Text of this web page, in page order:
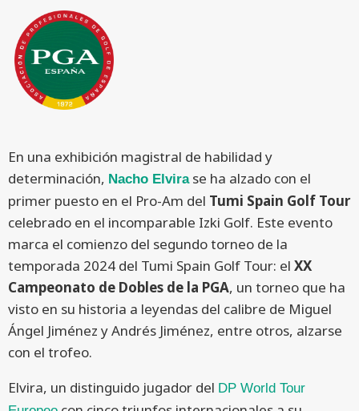
En una exhibición magistral de habilidad y
determinación, Nacho Elvirase ha alzado con el
primer puesto en el Pro-Am del Tumi Spain Golf Tour
celebrado en el incomparable Izki Golf. Este evento
marca el comienzo del segundo torneo de la
temporada 2024 del Tumi Spain Golf Tour: el XX
Campeonato de Dobles de la PGA, un torneo que ha
visto en su historia a leyendas del calibre de Miguel
Ángel Jiménez y Andrés Jiménez, entre otros, alzarse
con el trofeo.
Elvira, un distinguido jugador del DP World Tour